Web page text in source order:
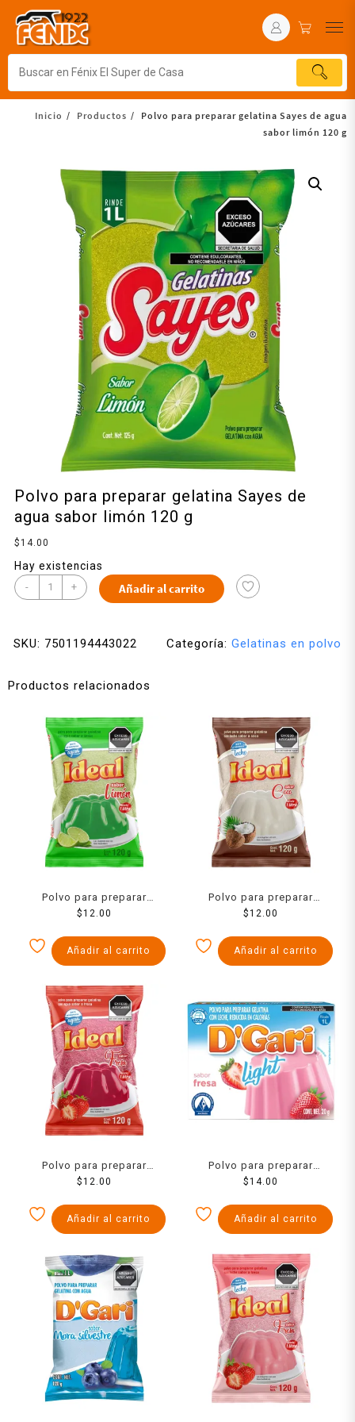
Inicio Productos
Polvo para preparar gelatina Sayes de agua
sabor limón 120 g
Polvo para preparar gelatina Sayes de
agua sabor limón 120 g
$ 14.00
Hay existencias
- + Añadir al carrito
SKU: 7501194443022 Categoría: Gelatinas en polvo
Productos relacionados
Polvo para preparar
gelatina Ideal de agua
$12.00
Añadir al carrito
Polvo para preparar
gelatina Ideal de leche
$12.00
Añadir al carrito
Polvo para preparar
gelatina Ideal de agua
$12.00
Añadir al carrito
Polvo para preparar
gelatina D´Gari de leche
$14.00
Añadir al carrito